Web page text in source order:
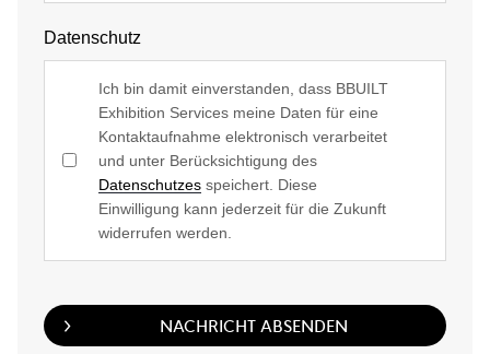
Datenschutz
Ich bin damit einverstanden, dass BBUILT
Exhibition Services meine Daten für eine
Kontaktaufnahme elektronisch verarbeitet
und unter Berücksichtigung des
Datenschutzes speichert. Diese
Einwilligung kann jederzeit für die Zukunft
widerrufen werden.